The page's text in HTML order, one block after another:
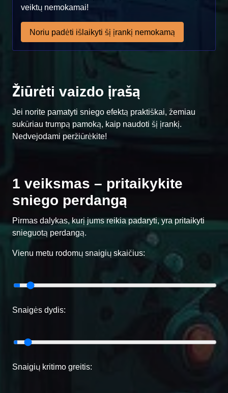
veiktų nemokamai!
Noriu padėti išlaikyti šį įrankį nemokamą
Žiūrėti vaizdo įrašą
Jei norite pamatyti sniego efektą praktiškai, žemiau
sukūriau trumpą pamoką, kaip naudoti šį įrankį.
Nedvejodami peržiūrėkite!
1 veiksmas – pritaikykite
sniego perdangą
Pirmas dalykas, kurį jums reikia padaryti, yra pritaikyti
snieguotą perdangą.
Vienu metu rodomų snaigių skaičius:
Snaigės dydis:
Snaigių kritimo greitis: